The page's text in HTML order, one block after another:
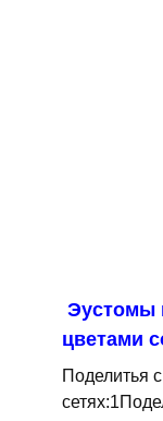
Эустомы
цветами
Поделитья